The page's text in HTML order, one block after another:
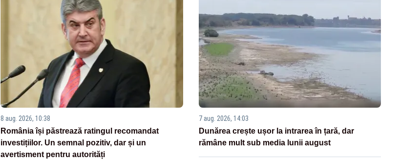
8 aug. 2026, 10:38
România își păstrează ratingul recomandat
investițiilor. Un semnal pozitiv, dar și un
avertisment pentru autorități
7 aug. 2026, 14:03
Dunărea crește ușor la intrarea în țară, dar
rămâne mult sub media lunii august